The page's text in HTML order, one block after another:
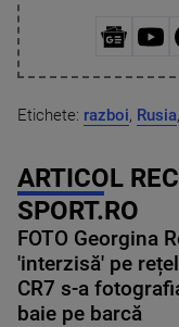
Etichete: razboi, Rusia,
ARTICOL
SPORT.RO
FOTO Georgina
'interzisă' pe
CR7 s-a
baie pe barcă